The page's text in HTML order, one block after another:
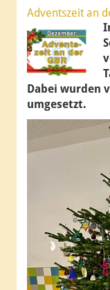
Adventszeit an
Dabei wurden
umgesetzt.